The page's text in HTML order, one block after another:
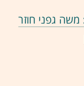
משה גפני חוזר